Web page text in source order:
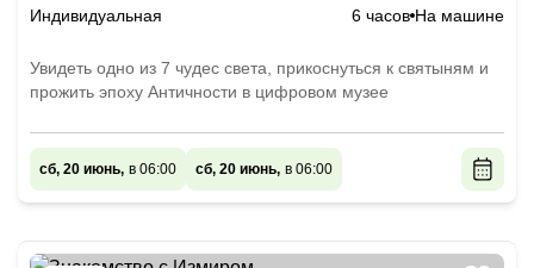
Индивидуальная 6 часов На машине
Увидеть одно из 7 чудес света, прикоснуться к святыням и
прожить эпоху Античности в цифровом музее
сб, 20 июнь, в 06:00 сб, 20 июнь, в 06:00